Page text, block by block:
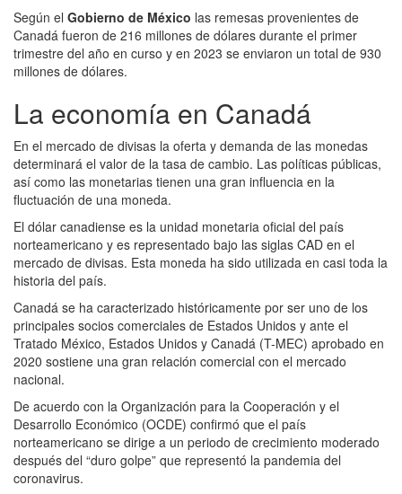
Según el Gobierno de México las remesas provenientes de
Canadá fueron de 216 millones de dólares durante el primer
trimestre del año en curso y en 2023 se enviaron un total de 930
millones de dólares.
La economía en Canadá
En el mercado de divisas la oferta y demanda de las monedas
determinará el valor de la tasa de cambio. Las políticas públicas,
así como las monetarias tienen una gran influencia en la
fluctuación de una moneda.
El dólar canadiense es la unidad monetaria oficial del país
norteamericano y es representado bajo las siglas CAD en el
mercado de divisas. Esta moneda ha sido utilizada en casi toda la
historia del país.
Canadá se ha caracterizado históricamente por ser uno de los
principales socios comerciales de Estados Unidos y ante el
Tratado México, Estados Unidos y Canadá (T-MEC) aprobado en
2020 sostiene una gran relación comercial con el mercado
nacional.
De acuerdo con la Organización para la Cooperación y el
Desarrollo Económico (OCDE) confirmó que el país
norteamericano se dirige a un periodo de crecimiento moderado
después del “duro golpe” que representó la pandemia del
coronavirus.